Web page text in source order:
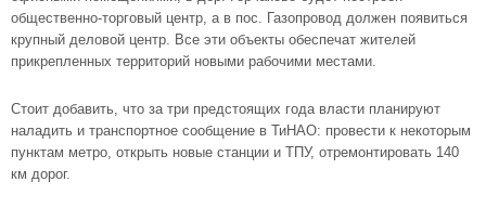
общественно-торговый центр, а в пос. Газопровод должен появиться
крупный деловой центр. Все эти объекты обеспечат жителей
прикрепленных территорий новыми рабочими местами.
Стоит добавить, что за три предстоящих года власти планируют
наладить и транспортное сообщение в ТиНАО: провести к некоторым
пунктам метро, открыть новые станции и ТПУ, отремонтировать 140
км дорог.